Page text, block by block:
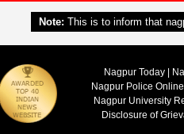
Note: This is to inform that
Nagpur Today |
Nagpur Police
Nagpur University
Disclosure of